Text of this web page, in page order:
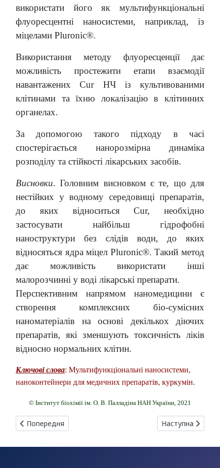
використати його як мультифункціональні
флуоресцентні наносистеми, наприклад, із
міцелами Pluronic®.
Використання методу флуоресценції дає
можливість простежити етапи взаємодії
навантажених Cur НЧ із культивованими
клітинами та їхню локалізацію в клітинних
органелах.
За допомогою такого підходу в часі
спостерігається нанорозмірна динаміка
розподілу та стійкості лікарських засобів.
Висновки. Головним висновком є те, що для
нестійких у водному середовищі препаратів,
до яких відноситься Cur, необхідно
застосувати найбільш гідрофобні
наноструктури без слідів води, до яких
відносяться ядра міцел Pluronic®. Такий метод
дає можливість використати інші
малорозчинні у воді лікарські препарати.
Перспективним напрямом наномедицини є
створення комплексних біо-сумісних
наноматеріалів на основі декількох діючих
препаратів, які зменшують токсичність ліків
відносно нормальних клітин.
Ключові слова: Мультифункціональні наносистеми,
наноконтейнери для медичних препаратів, куркумін.
© Інститут біохімії ім. О. В. Палладіна НАН України, 2021
Попередня стаття: ПРАКТИЧНЕ ВИКОРИСТАННЯ
Попередня Наступна
Наступна